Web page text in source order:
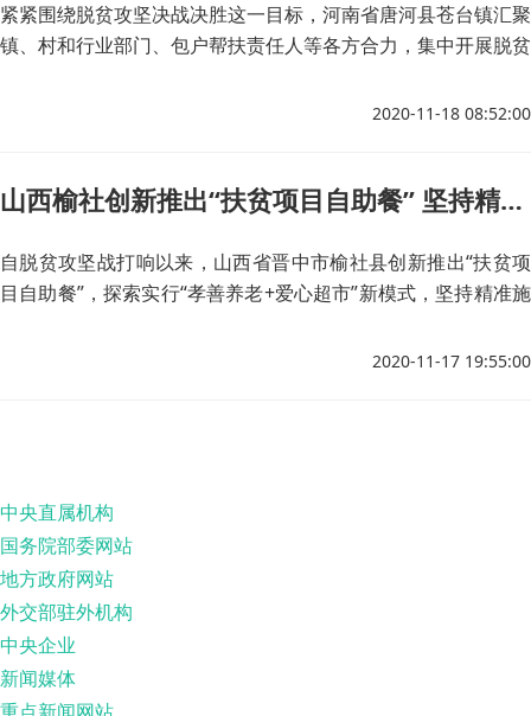
紧紧围绕脱贫攻坚决战决胜这一目标，河南省唐河县苍台镇汇聚
镇、村和行业部门、包户帮扶责任人等各方合力，集中开展脱贫
2020-11-18 08:52:00
山西榆社创新推出“扶贫项目自助餐” 坚持精准施策啃下脱贫“硬骨头”
自脱贫攻坚战打响以来，山西省晋中市榆社县创新推出“扶贫项
目自助餐”，探索实行“孝善养老+爱心超市”新模式，坚持精准施
2020-11-17 19:55:00
中央直属机构
国务院部委网站
地方政府网站
外交部驻外机构
中央企业
新闻媒体